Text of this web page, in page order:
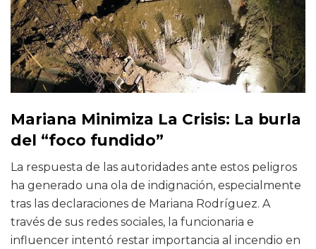
Mariana Minimiza La Crisis: La burla
del “foco fundido”
La respuesta de las autoridades ante estos peligros
ha generado una ola de indignación, especialmente
tras las declaraciones de Mariana Rodríguez. A
través de sus redes sociales, la funcionaria e
influencer intentó restar importancia al incendio en